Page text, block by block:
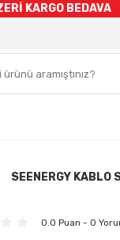
KARGO BEDAVA
SEENERGY KABLO
0.0 Puan - 0